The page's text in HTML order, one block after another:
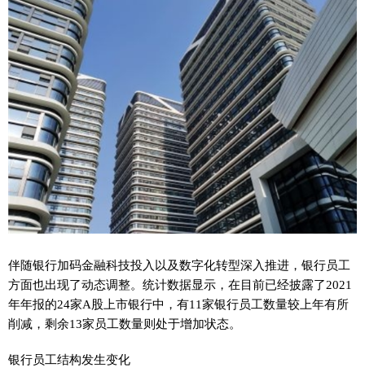
伴随银行加码金融科技投入以及数字化转型深入推进，银行员工
方面也出现了动态调整。统计数据显示，在目前已经披露了2021
年年报的24家A股上市银行中，有11家银行员工数量较上年有所
削减，剩余13家员工数量则处于增加状态。
银行员工结构发生变化